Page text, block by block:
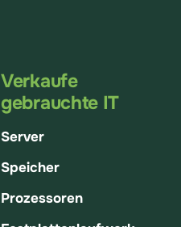
Verkaufe
gebrauchte IT
Server
Speicher
Prozessoren